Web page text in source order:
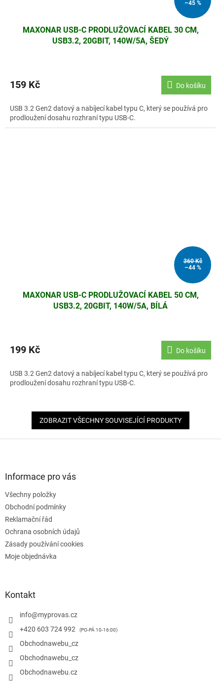
–45 %
MAXONAR USB-C PRODLUŽOVACÍ KABEL 30 CM,
USB3.2, 20GBIT, 140W/5A, ŠEDÝ
159 Kč Do košíku
USB 3.2 Gen2 datový a nabíjecí kabel typu C, který se používá pro
prodloužení dosahu rozhraní typu USB-C.
360 Kč
–44 %
MAXONAR USB-C PRODLUŽOVACÍ KABEL 50 CM,
USB3.2, 20GBIT, 140W/5A, BÍLÁ
199 Kč Do košíku
USB 3.2 Gen2 datový a nabíjecí kabel typu C, který se používá pro
prodloužení dosahu rozhraní typu USB-C.
ZOBRAZIT VŠECHNY SOUVISEJÍCÍ PRODUKTY
Informace pro vás
Všechny položky
Obchodní podmínky
Reklamační řád
Ochrana osobních údajů
Zásady používání cookies
Moje objednávka
Kontakt
info@myprovas.cz
+420 603 724 992
Obchodnawebu_cz
Obchodnawebu_cz
Obchodnawebu.cz